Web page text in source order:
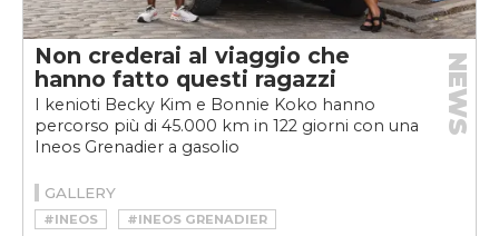
Non crederai al viaggio che
hanno fatto questi ragazzi
I kenioti Becky Kim e Bonnie Koko hanno
percorso più di 45.000 km in 122 giorni con una
Ineos Grenadier a gasolio
NEWS
GALLERY
#INEOS #INEOS GRENADIER